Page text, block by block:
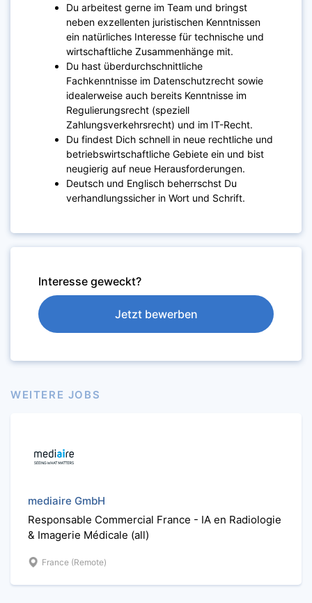
Du arbeitest gerne im Team und bringst
neben exzellenten juristischen Kenntnissen
ein natürliches Interesse für technische und
wirtschaftliche Zusammenhänge mit.
Du hast überdurchschnittliche
Fachkenntnisse im Datenschutzrecht sowie
idealerweise auch bereits Kenntnisse im
Regulierungsrecht (speziell
Zahlungsverkehrsrecht) und im IT-Recht.
Du findest Dich schnell in neue rechtliche und
betriebswirtschaftliche Gebiete ein und bist
neugierig auf neue Herausforderungen.
Deutsch und Englisch beherrschst Du
verhandlungssicher in Wort und Schrift.
Interesse geweckt?
Jetzt bewerben
WEITERE JOBS
mediaire GmbH
Responsable Commercial France - IA en Radiologie
& Imagerie Médicale (all)
France (Remote)